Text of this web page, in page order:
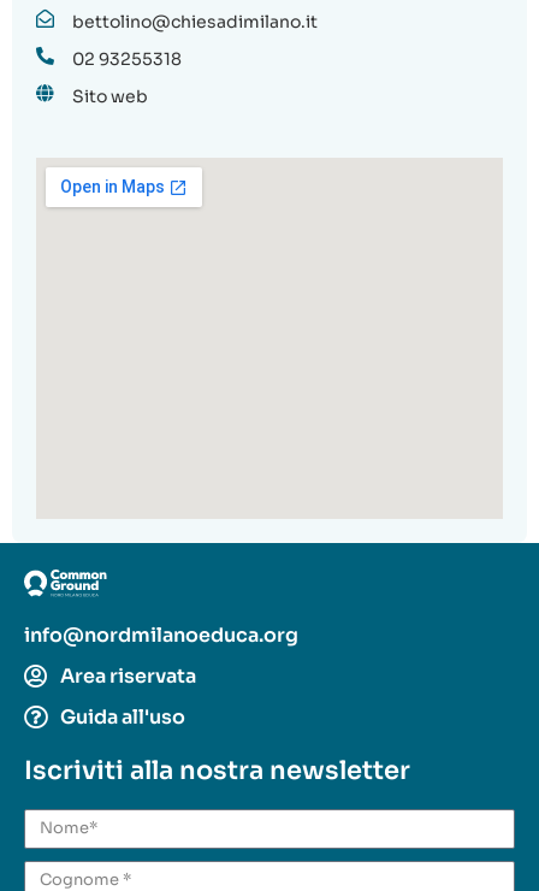
bettolino@chiesadimilano.it
02 93255318
Sito web
info@nordmilanoeduca.org
Area riservata
Guida all'uso
Iscriviti alla nostra newsletter